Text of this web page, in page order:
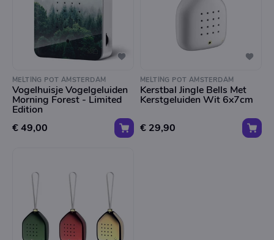
MELTING POT AMSTERDAM
Vogelhuisje Vogelgeluiden
Morning Forest - Limited
Edition
€ 49,00
MELTING POT AMSTERDAM
Kerstbal Jingle Bells Met
Kerstgeluiden Wit 6x7cm
€ 29,90